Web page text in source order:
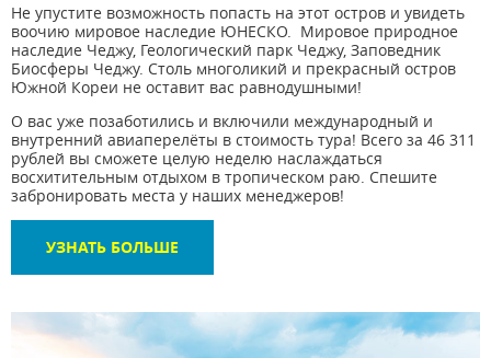
Не упустите возможность попасть на этот остров и увидеть
воочию мировое наследие ЮНЕСКО. Мировое природное
наследие Чеджу, Геологический парк Чеджу, Заповедник
Биосферы Чеджу. Столь многоликий и прекрасный остров
Южной Кореи не оставит вас равнодушными!
О вас уже позаботились и включили международный и
внутренний авиаперелёты в стоимость тура! Всего за 46 311
рублей вы сможете целую неделю наслаждаться
восхитительным отдыхом в тропическом раю. Спешите
забронировать места у наших менеджеров!
УЗНАТЬ БОЛЬШЕ